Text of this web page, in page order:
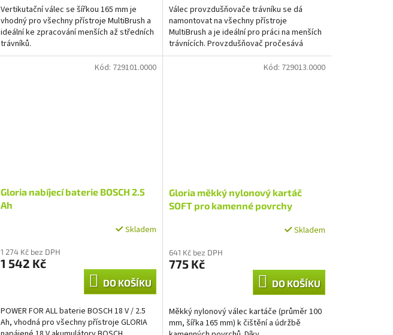
Vertikutační válec se šířkou 165 mm je
vhodný pro všechny přístroje MultiBrush a
ideální ke zpracování menších až středních
trávníků.
Válec provzdušňovače trávníku se dá
namontovat na všechny přístroje
MultiBrush a je ideální pro práci na menších
trávnících. Provzdušňovač pročesává
trávník svými hroty z...
Gloria nabíjecí baterie BOSCH 2.5
Ah
Skladem
1 274 Kč bez DPH
1 542 Kč
DO KOŠÍKU
POWER FOR ALL baterie BOSCH 18 V / 2.5
Ah, vhodná pro všechny přístroje GLORIA
Kód: 729101.0000
Gloria měkký nylonový kartáč
SOFT pro kamenné povrchy
Skladem
641 Kč bez DPH
775 Kč
DO KOŠÍKU
Měkký nylonový válec kartáče (průměr 100
mm, šířka 165 mm) k čištění a údržbě
Kód: 729013.0000